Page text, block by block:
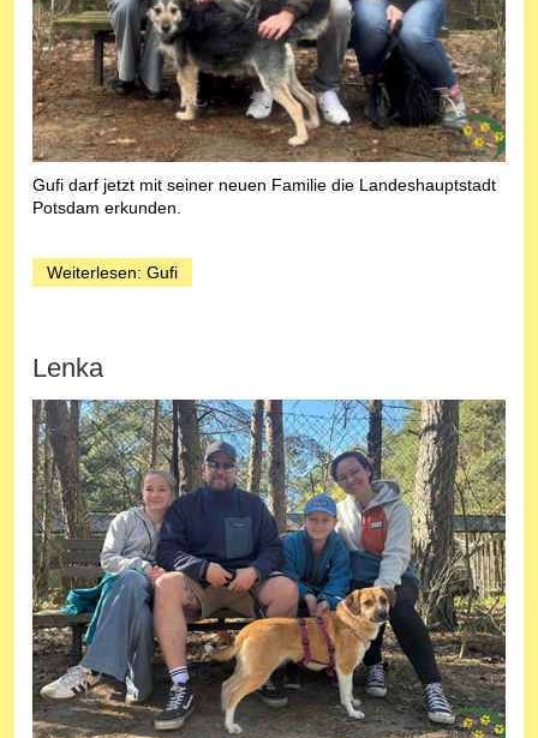
Gufi darf jetzt mit seiner neuen Familie die Landeshauptstadt
Potsdam erkunden.
Weiterlesen: Gufi
Lenka